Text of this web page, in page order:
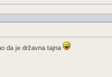
da je državna tajna